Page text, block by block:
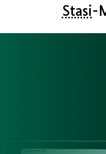
Stasi-